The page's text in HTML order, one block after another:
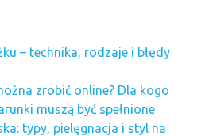
– technika, rodzaje i błędy
zrobić online? Dla kogo
muszą być spełnione
typy, pielęgnacja i styl na